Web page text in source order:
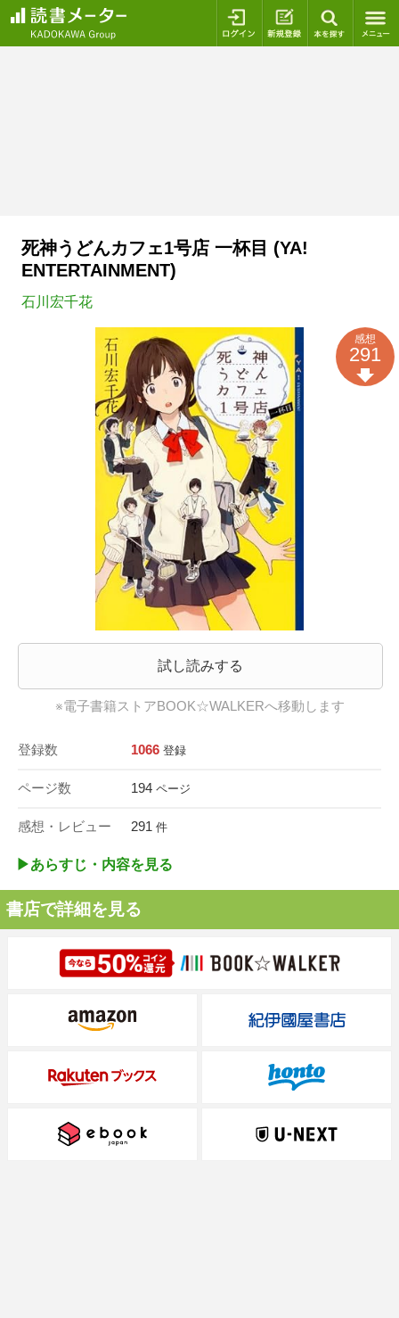
ログイン 新規登録
死神うどんカフェ1号店 一杯目 (YA!
ENTERTAINMENT)
石川宏千花
試し読みする
※電子書籍ストアBOOK☆WALKERへ移動します
登録数 1066 登録
ページ数 194 ページ
感想・レビュー 291 件
感想
291
▶︎あらすじ・内容を見る
書店で詳細を見る